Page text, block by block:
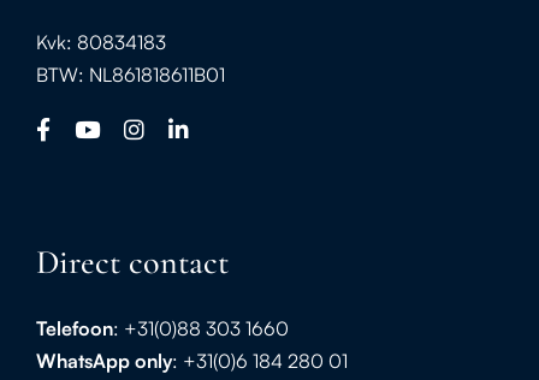
Kvk: 80834183
BTW: NL861818611B01
Direct contact
Telefoon: +31(0)88 303 1660
WhatsApp only: +31(0)6 184 280 01